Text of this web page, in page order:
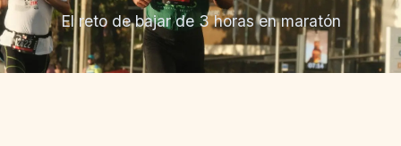
El reto de bajar de 3 horas en maratón